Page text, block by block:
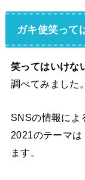
ガキ使笑って
笑ってはいけな
調べてみました。
SNSの情報によ
2021のテーマ
ます。